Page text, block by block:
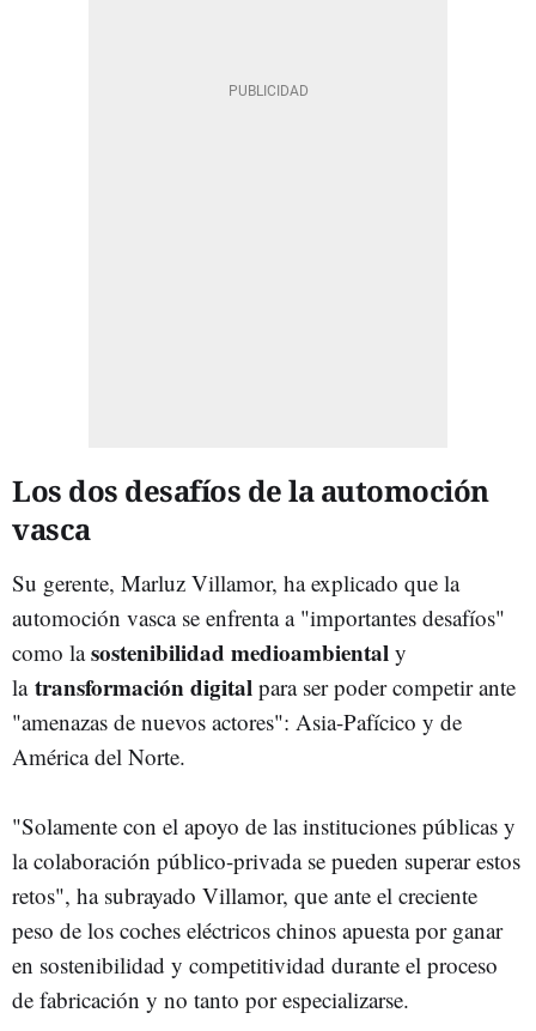
Los dos desafíos de la automoción
vasca
Su gerente, Marluz Villamor, ha explicado que la
automoción vasca se enfrenta a "importantes desafíos"
como lasostenibilidad medioambiental y
la transformación digital para ser poder competir ante
"amenazas de nuevos actores": Asia-Pafícico y de
América del Norte.
"Solamente con el apoyo de las instituciones públicas y
la colaboración público-privada se pueden superar estos
retos", ha subrayado Villamor, que ante el creciente
peso de los coches eléctricos chinos apuesta por ganar
en sostenibilidad y competitividad durante el proceso
de fabricación y no tanto por especializarse.